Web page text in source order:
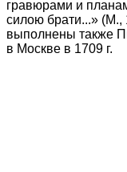
гравюрами и
силою брати...» (М.,
выполнены также
в Москве в 1709 г.